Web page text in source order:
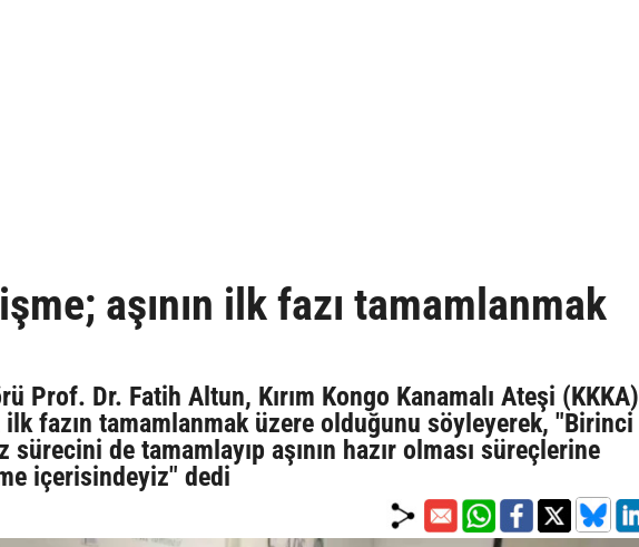
aşının ilk fazı tamamlanmak
Prof. Dr. Fatih Altun, Kırım Kongo Kanamalı Ateşi (KKKA)
ilk fazın tamamlanmak üzere olduğunu söyleyerek, "Birinci
de tamamlayıp aşının hazır olması süreçlerine
içerisindeyiz" dedi